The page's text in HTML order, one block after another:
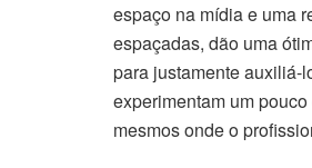
espaço na mídia e uma
espaçadas, dão uma
para justamente auxiliá-
experimentam um
mesmos onde o